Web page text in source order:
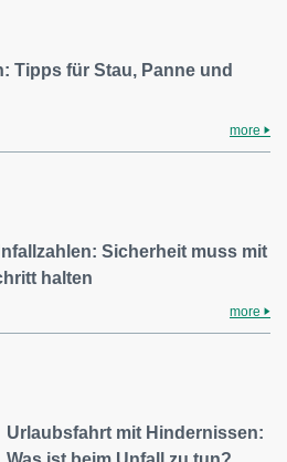
Tipps für Stau, Panne und
more
Sicherheit muss mit
halten
more
Urlaubsfahrt mit Hindernissen: